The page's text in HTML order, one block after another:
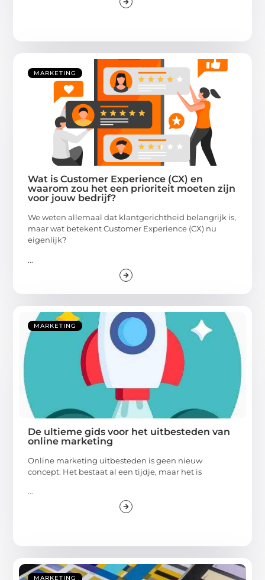
MARKETING
Wat is Customer Experience (CX) en
waarom zou het een prioriteit moeten zijn
voor jouw bedrijf?
We weten allemaal dat klantgerichtheid belangrijk is,
maar wat betekent Customer Experience (CX) nu
eigenlijk?
...
MARKETING
De ultieme gids voor het uitbesteden van
online marketing
Online marketing uitbesteden is geen nieuw
concept. Het bestaat al een tijdje, maar het is
...
MARKETING